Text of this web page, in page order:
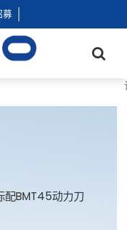
募
配BMT45动力刀